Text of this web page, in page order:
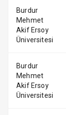
Burdur
Mehmet
Akif Ersoy
Üniversitesi
Burdur
Mehmet
Akif Ersoy
Üniversitesi